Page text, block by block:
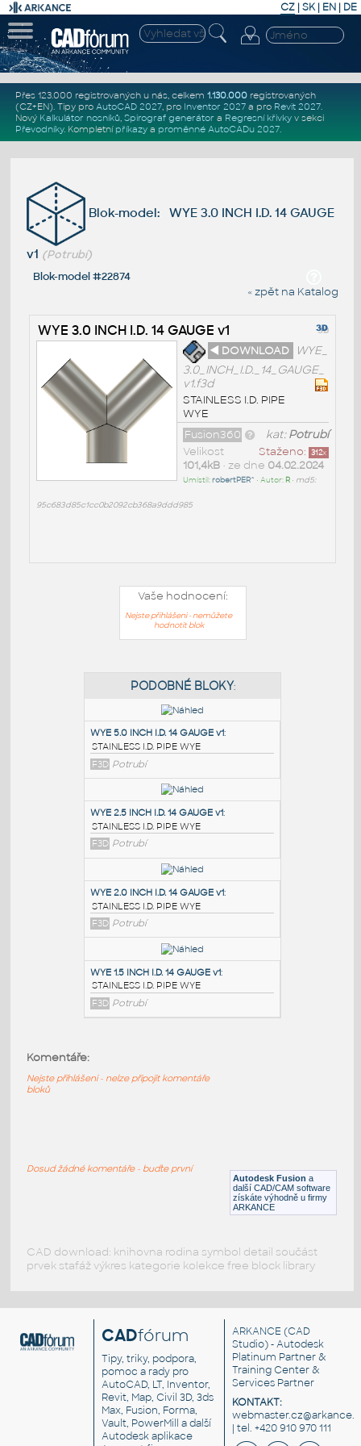
CZ | SK| EN | DE
Přes 123.000 registrovaných u nás, celkem 1.130.000registrovaných
(CZ+EN). Tipy pro AutoCAD 2027, pro Inventor 2027a pro Revit 2027.
Nový Kalkulátor nosníků, Spirograf generátor a Regresní křivkyv sekci
Převodníky. Kompletní příkazya proměnné AutoCADu 2027.
Blok-model: WYE 3.0 INCH I.D. 14 GAUGE
v1 (Potrubí)
Blok-model #22874
« zpět na Katalog
WYE 3.0 INCH I.D. 14 GAUGE v1
◄ DOWNLOAD
WYE_
3.0_INCH_I.D._14_GAUGE_
v1.f3d
STAINLESS I.D. PIPE
WYE
kat:Potrubí
Fusion360
Staženo: 312x
Velikost
101,4kB• ze dne 04.02.2024
Umístil:robertPER^ • Autor: R• md5:
95c683d85c1cc0b2092cb368a9ddd985
Vaše hodnocení:
Nejste přihlášeni - nemůžete
hodnotit blok
PODOBNÉ BLOKY
WYE 5.0 INCH I.D. 14 GAUGE v1:
STAINLESS I.D. PIPE WYE
F3D Potrubí
WYE 2.5 INCH I.D. 14 GAUGE v1
STAINLESS I.D. PIPE WYE
F3D Potrubí
Potrubí
Autodesk Fusion a
další CAD/CAM software
získáte výhodně u firmy
ARKANCE
Komentáře:
Nejste přihlášeni - nelze připojit komentáře
bloků
Dosud žádné komentáře - buďte první
CAD download: knihovna rodina symbol detail součást
prvek stafáž výkres kategorie kolekce free block library
CADfórum
Tipy, triky, podpora,
pomoc a rady pro
AutoCAD, LT, Inventor,
Revit, Map, Civil 3D, 3ds
Max, Fusion, Forma,
Vault, PowerMill a další
Autodesk aplikace
ARKANCE (CAD
Studio) - Autodesk
Platinum Partner &
Training Center &
Services Partner
KONTAKT:
| tel. +420 910 970 111